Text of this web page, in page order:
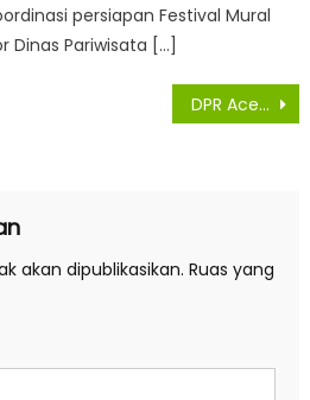
persiapan Festival Mural
Dinas Pariwisata […]
DPR Aceh Tak Permasalahkan PJ Gubernur Berasal dari Militer
akan dipublikasikan. Ruas yang